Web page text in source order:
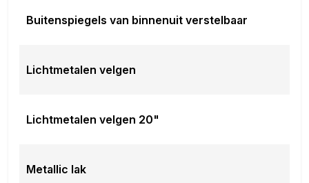
Buitenspiegels van binnenuit verstelbaar
Lichtmetalen velgen
Lichtmetalen velgen 20"
Metallic lak